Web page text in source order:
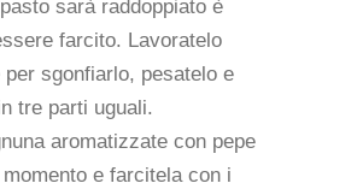
sarà raddoppiato è
farcito. Lavoratelo
per sgonfiarlo, pesatelo e
tre parti uguali.
aromatizzate con pepe
e farcitela con i